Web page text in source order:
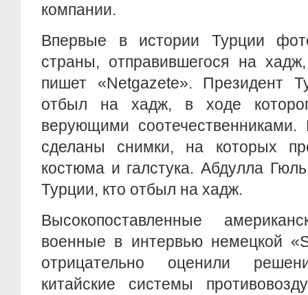
компании.
Впервые в истории Турции
страны, отправившегося на
пишет «Netgazete». Президент
отбыл на хадж, в ходе
верующими
сделаны снимки, на которых
костюма и галстука. Абдулла
Турции, кто отбыл на хадж.
Высокопоставленные
военные в интервью немецкой
отрицательно оценили
китайские системы